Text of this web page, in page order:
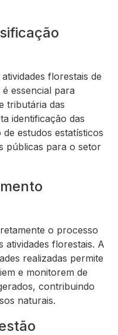
florestais de
essencial para
tributária das
identificação das
estudos estatísticos
públicas para o setor
o processo
atividades florestais. A
realizadas permite
e monitorem de
contribuindo
naturais.